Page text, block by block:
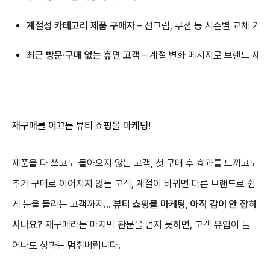
계절성 카테고리 제품 구매자 – 선크림, 쿠션 등 시즌별 교체 가
최근 방문·구매 없는 휴면 고객 – 계절 변화 메시지로 브랜드 재
재구매를 이끄는 뷰티 쇼핑몰 마케팅!
제품을 다 쓰고도 돌아오지 않는 고객, 첫 구매 후 효과를 느끼고도
추가 구매로 이어지지 않는 고객, 계절이 바뀌면 다른 브랜드로 쉽
게 눈을 돌리는 고객까지… 뷰티 쇼핑몰 마케팅, 아직 감이 안 잡히
시나요? 재구매라는 마지막 관문을 넘지 못하면, 고객 유입이 늘
어나도 성과는 멈춰버립니다.